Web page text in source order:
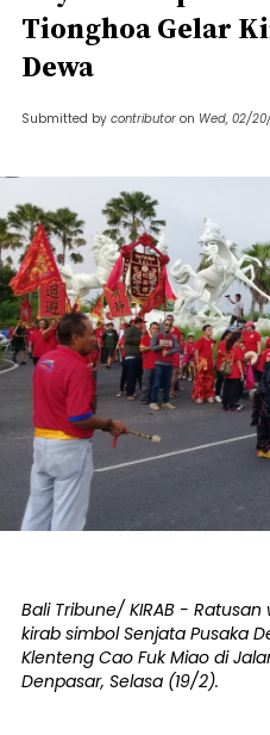
Tionghoa Gelar
Dewa
Submitted by contributor on Wed, 02/
Bali Tribune/ KIRAB -
kirab simbol Senjata Pusaka
Klenteng Cao Fuk Miao di
Denpasar, Selasa (19/2).